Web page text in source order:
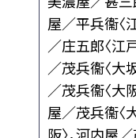
屋／平兵衞〈
／庄五郎〈江
／茂兵衞〈大
／茂兵衞〈大
屋／茂兵衞〈